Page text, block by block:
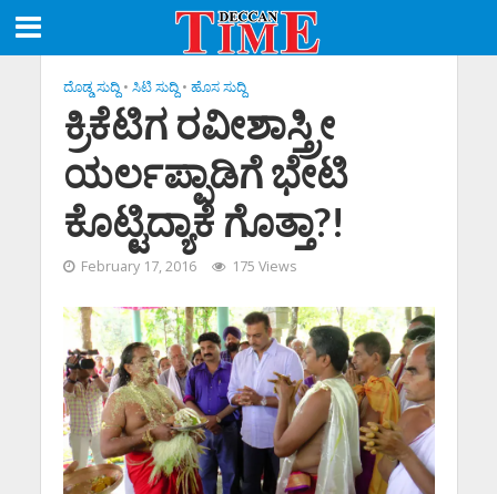
ದೊಡ್ಡ ಸುದ್ದಿ • ಸಿಟಿ ಸುದ್ದಿ • ಹೊಸ ಸುದ್ದಿ
ಕ್ರಿಕೆಟಿಗ ರವೀಶಾಸ್ತ್ರೀ
ಯರ್ಲಪ್ಪಾಡಿಗೆ ಭೇಟಿ
ಕೊಟ್ಟಿದ್ಯಾಕೆ ಗೊತ್ತಾ?!
February 17, 2016 175 Views